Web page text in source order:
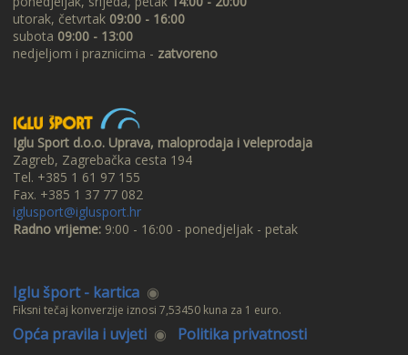
utorak, četvrtak 09:00 - 16:00
subota 09:00 - 13:00
nedjeljom i praznicima - zatvoreno
Iglu Sport d.o.o. Uprava, maloprodaja i veleprodaja
Zagreb, Zagrebačka cesta 194
Tel. +385 1 61 97 155
Fax. +385 1 37 77 082
iglusport@iglusport.hr
Radno vrijeme: 9:00 - 16:00 - ponedjeljak - petak
Iglu šport - kartica ◉
Fiksni tečaj konverzije iznosi 7,53450 kuna za 1 euro.
Opća pravila i uvjeti ◉ Politika privatnosti